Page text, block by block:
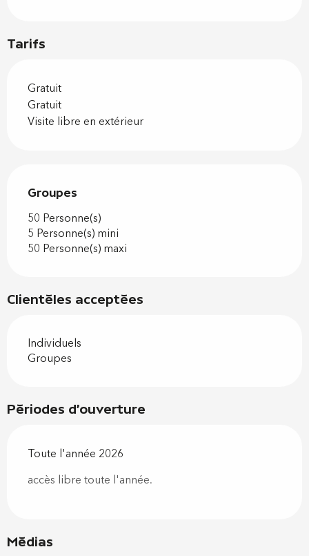
Tarifs
Gratuit
Gratuit
Visite libre en extérieur
Groupes
Groupes
50 Personne(s)
5 Personne(s) mini
50 Personne(s) maxi
Clientèles acceptées
Individuels
Groupes
Périodes d'ouverture
Toute l'année 2026
accès libre toute l'année.
Médias